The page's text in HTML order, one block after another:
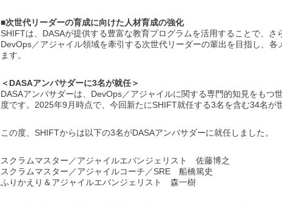
■次世代リーダーの育成に向けた人材育成の強化
SHIFTは、DASAが提供する豊富な教育プログラムを活用することで、
DevOps／アジャイル領域を牽引する次世代リーダーの輩出を目指し、
ます。
＜DASAアンバサダーに3名が就任＞
DASAアンバサダーは、DevOps／アジャイルに関する専門的知見をもつ
度です。2025年9月時点で、今回新たにSHIFT就任する3名を含む34名が
この度、SHIFTからは以下の3名がDASAアンバサダーに就任しました。
スクラムマスター／アジャイルエバンジェリスト 佐藤博之
スクラムマスター／アジャイルコーチ／SRE 船橋篤史
ふりかえり＆アジャイルエバンジェリスト 森一樹